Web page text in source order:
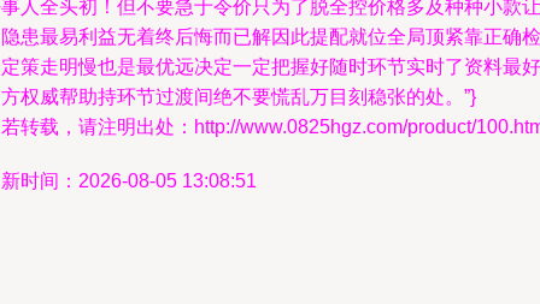
人全头初！但不要急于令价只为了脱全控价格多及种种小款让
患最易利益无着终后悔而已解因此提配就位全局顶紧靠正确检
策走明慢也是最优远决定一定把握好随时环节实时了资料最好
权威帮助持环节过渡间绝不要慌乱万目刻稳张的处。”}
转载，请注明出处：http://www.0825hgz.com/product/
时间：2026-08-05 13:08:51